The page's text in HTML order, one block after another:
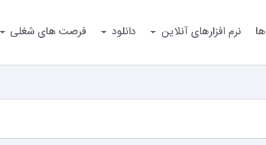
نرم افزارهای آنلاین دانلود فرصت های شغلی